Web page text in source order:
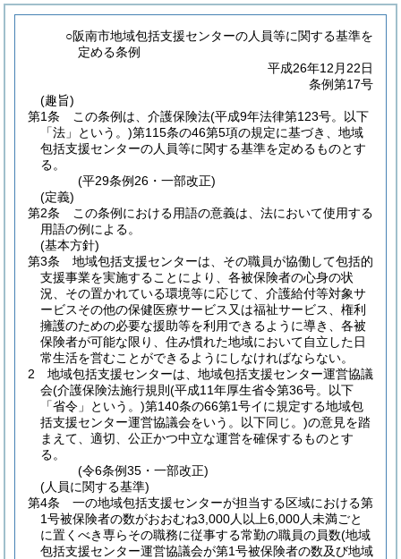
○阪南市地域包括支援センターの人員等に関する基準を
定める条例
平成26年12月22日
条例第17号
(趣旨)
第1条
この条例は、介護保険法(平成9年法律第123号。以下
「法」という。)第115条の46第5項の規定に基づき、地域
包括支援センターの人員等に関する基準を定めるものとす
る。
(平29条例26・一部改正)
(定義)
第2条
この条例における用語の意義は、法において使用する
用語の例による。
(基本方針)
第3条
地域包括支援センターは、その職員が協働して包括的
支援事業を実施することにより、各被保険者の心身の状
況、その置かれている環境等に応じて、介護給付等対象サ
ービスその他の保健医療サービス又は福祉サービス、権利
擁護のための必要な援助等を利用できるように導き、各被
保険者が可能な限り、住み慣れた地域において自立した日
常生活を営むことができるようにしなければならない。
2
地域包括支援センターは、地域包括支援センター運営協議
会(介護保険法施行規則 (平成11年厚生省令第36号。以下
「省令」という。)第140条の66第1号イに規定する地域包
括支援センター運営協議会をいう。以下同じ。)の意見を踏
まえて、適切、公正かつ中立な運営を確保するものとす
る。
(令6条例35・一部改正)
(人員に関する基準)
第4条
一の地域包括支援センターが担当する区域における第
1号被保険者の数がおおむね3,000人以上6,000人未満ごと
に置くべき専らその職務に従事する常勤の職員の員数(地域
包括支援センター運営協議会が第1号被保険者の数及び地域